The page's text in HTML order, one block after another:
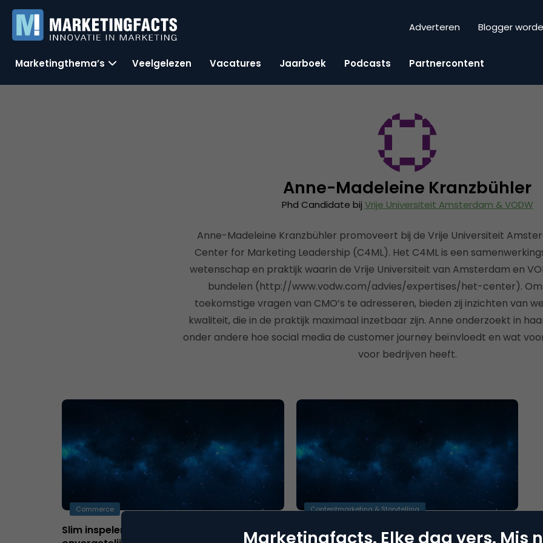
Adverteren Blogger
Marketingthema’s Veelgelezen Vacatures Jaarboek Podcasts Partnercontent
Anne-Madeleine Kranzbühler
Phd Candidate bij Vrije Universiteit Amsterdam & VODW
Anne-Madeleine Kranzbühler promoveert bij de Vrije Universiteit
Center for Marketing Leadership (C4ML). Het C4ML is een
wetenschap en praktijk waarin de Vrije Universiteit van Amsterdam en
bundelen (http://www.vodw.com/advies/expertises/het-center). Om
toekomstige vragen van CMO’s te adresseren, bieden zij inzichten van
kwaliteit, die in de praktijk maximaal inzetbaar zijn. Anne onderzoekt in
onder andere hoe social media de customer journey beïnvloedt en wat
voor bedrijven heeft.
Commerce
Slim inspelen op de zintuigen voor
Contentmarketing & Storytelling
Slim inspelen op de zintuigen voor
Marketingfacts. Elke dag vers. Mis